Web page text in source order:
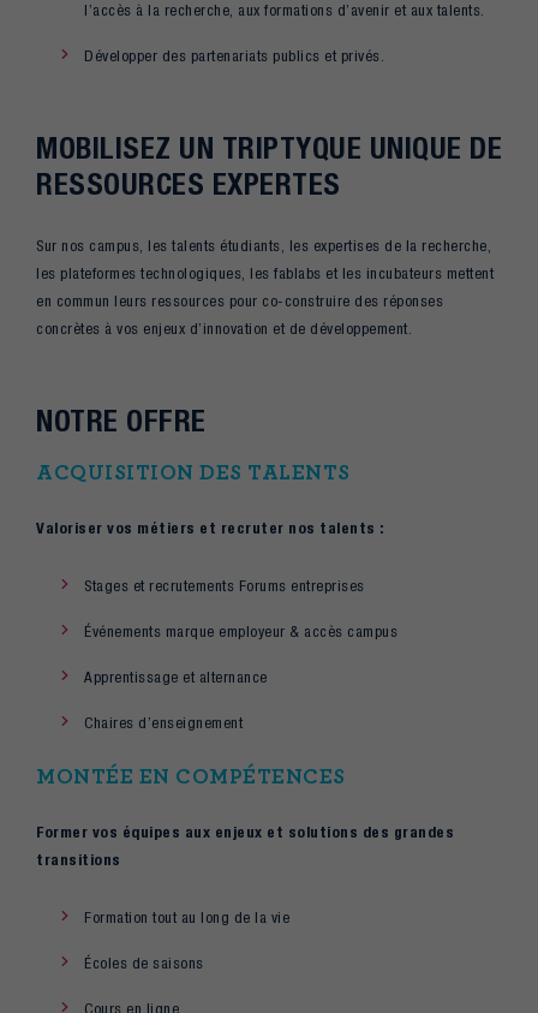
l’accès à la recherche, aux formations d’avenir et aux talents.
Développer des partenariats publics et privés.
MOBILISEZ UN TRIPTYQUE UNIQUE DE
RESSOURCES EXPERTES
Sur nos campus, les talents étudiants, les expertises de la recherche,
les plateformes technologiques, les fablabs et les incubateurs mettent
en commun leurs ressources pour co-construire des réponses
concrètes à vos enjeux d’innovation et de développement.
NOTRE OFFRE
ACQUISITION DES TALENTS
Valoriser vos métiers et recruter nos talents :
Stages et recrutements Forums entreprises
Événements marque employeur & accès campus
Apprentissage et alternance
Chaires d’enseignement
MONTÉE EN COMPÉTENCES
Former vos équipes aux enjeux et solutions des grandes
transitions
Formation tout au long de la vie
Écoles de saisons
Cours en ligne